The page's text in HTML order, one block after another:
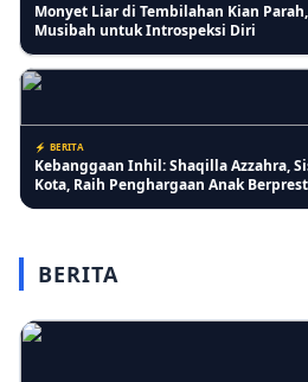
Monyet Liar di Tembilahan Kian
Musibah untuk Introspeksi Diri
⚡ BERITA
Kebanggaan Inhil: Shaqilla Azzahra,
Kota, Raih Penghargaan Anak
Pertumbuhan Jagung Membaik,
Pastikan Perawatan Lahan Warga
BERITA